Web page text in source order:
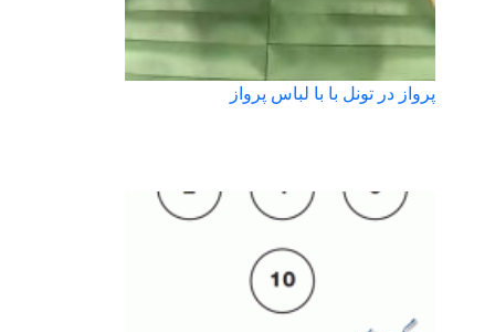
پرواز در تونل با با لباس پرواز